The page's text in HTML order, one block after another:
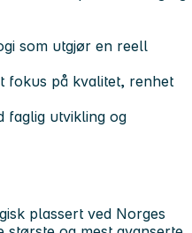
som utgjør en reell
fokus på kvalitet, renhet
faglig utvikling og
plassert ved Norges